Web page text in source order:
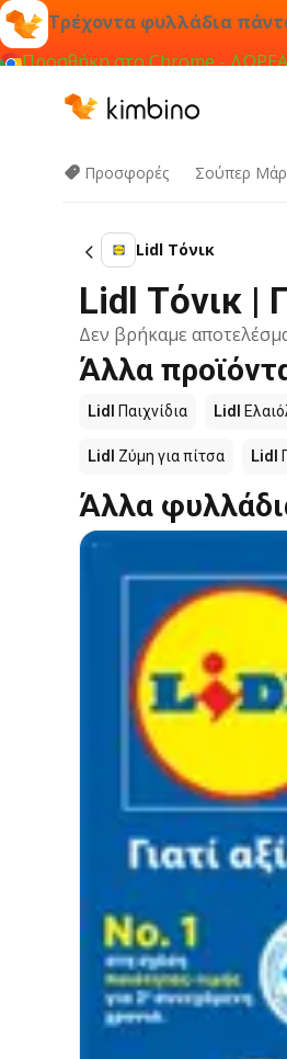
Τρέχοντα φυλλάδια
Προσθήκη στο Chrome -
Προσφορές Σούπερ
Lidl Τόνικ
Lidl Τόνικ |
Δεν βρήκαμε
Άλλα
Lidl Παιχνίδια Lidl
Lidl Ζύμη για πίτσα Lidl
Άλλα